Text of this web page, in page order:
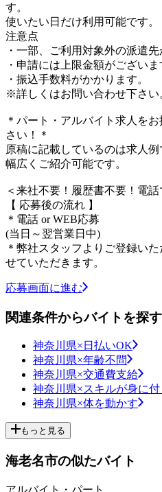
す。
使いたい日だけ利用可能です。
注意点
・一部、ご利用対象外の派遣先
・申請には上限金額がございま
・振込手数料がかかります。
※詳しくはお問い合わせ下さい
＊パート・アルバイト求人を
さい！＊
原稿に記載しているのは求人
幅広くご紹介可能です。
＜来社不要！履歴書不要！電
【 応募後の流れ 】
＊電話 or WEB応募
(当日～翌営業日中)
＊弊社スタッフよりご登録い
せていただきます。
応募画面に進む
関連条件からバイトを探す
神奈川県×日払いOK
神奈川県×年齢不問
神奈川県×交通費支給
神奈川県×スキルが身に付
神奈川県×体を動かす
もっと見る
海老名市の似たバイト
アルバイト・パート